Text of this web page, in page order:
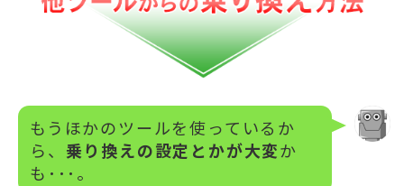
もうほかのツールを使っているか
ら、 乗り換えの設定とかが大変か
も･･･。